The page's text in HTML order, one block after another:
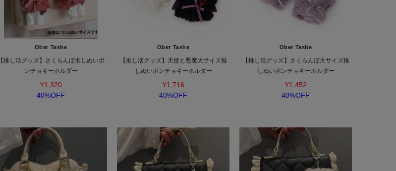
Ober Tashe
【推し活グッズ】さくらんぼ推しぬいポ
ンチョキーホルダー
¥1,320
40%OFF
Ober Tashe
【推し活グッズ】天使と悪魔大サイズ推
しぬいポンチョキーホルダー
¥1,716
40%OFF
Ober Tashe
【推し活グッズ】さくらんぼ大サイズ推
しぬいポンチョキーホルダー
¥1,452
40%OFF